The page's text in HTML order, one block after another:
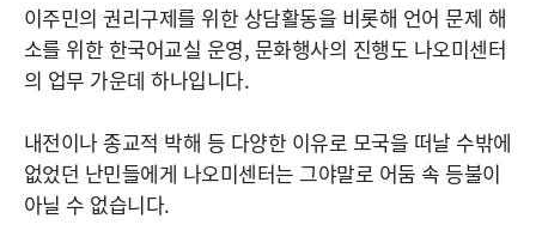
이주민의 권리구제를 위한 상담활동을 비롯해 언어 문제 해
소를 위한 한국어교실 운영, 문화행사의 진행도 나오미센터
의 업무 가운데 하나입니다.
내전이나 종교적 박해 등 다양한 이유로 모국을 떠날 수밖에
없었던 난민들에게 나오미센터는 그야말로 어둠 속 등불이
아닐 수 없습니다.